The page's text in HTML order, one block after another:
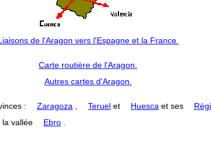
de l'Aragon vers l'Espagne et la France.
Carte routière de l'Aragon.
Autres cartes d'Aragon.
: Zaragoza Teruel et Huesca et ses
vallée Ebro